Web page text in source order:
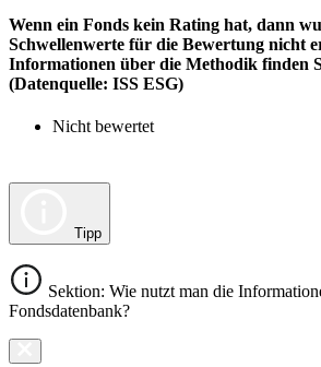
Wenn ein Fonds kein Rating hat, dann
Schwellenwerte für die Bewertung nicht
Informationen über die Methodik finden
(Datenquelle: ISS ESG)
Nicht bewertet
Tipp
Sektion: Wie nutzt man die
Fondsdatenbank?